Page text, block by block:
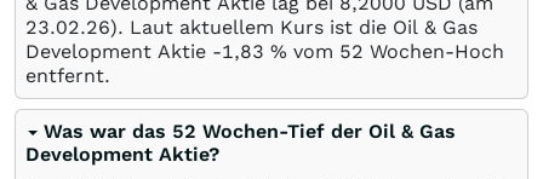
23.02.26). Laut aktuellem Kurs ist die Oil & Gas
Development Aktie -1,83 % vom 52 Wochen-Hoch
entfernt.
Was war das 52 Wochen-Tief der Oil & Gas
Development Aktie?